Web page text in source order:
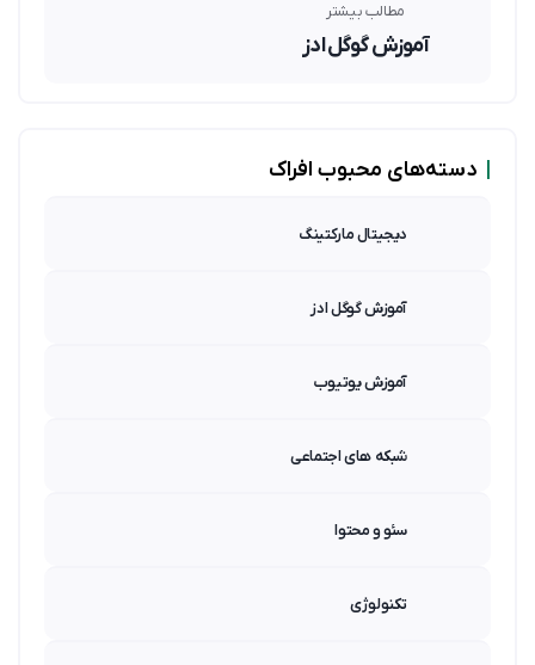
مطالب بیشتر
آموزش گوگل ادز
دسته‌های محبوب افراک
دیجیتال مارکتینگ
آموزش گوگل ادز
آموزش یوتیوب
شبکه های اجتماعی
سئو و محتوا
تکنولوژی